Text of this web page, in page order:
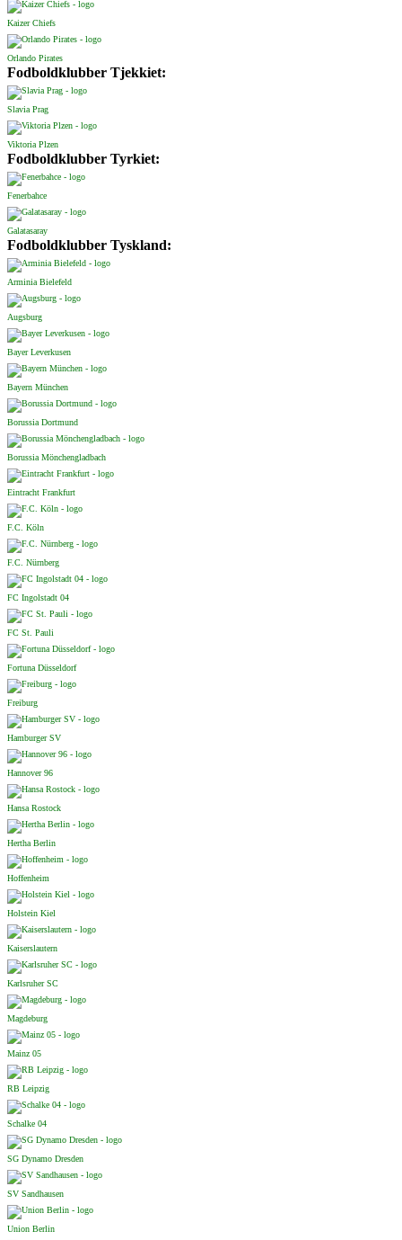
Kaizer Chiefs
Orlando Pirates
Fodboldklubber Tjekkiet:
Slavia Prag
Viktoria Plzen
Fodboldklubber Tyrkiet:
Fenerbahce
Galatasaray
Fodboldklubber Tyskland:
Arminia Bielefeld
Augsburg
Bayer Leverkusen
Bayern München
Borussia Dortmund
Borussia Mönchengladbach
Eintracht Frankfurt
F.C. Köln
F.C. Nürnberg
FC Ingolstadt 04
FC St. Pauli
Fortuna Düsseldorf
Freiburg
Hamburger SV
Hannover 96
Hansa Rostock
Hertha Berlin
Hoffenheim
Holstein Kiel
Kaiserslautern
Karlsruher SC
Magdeburg
Mainz 05
RB Leipzig
Schalke 04
SG Dynamo Dresden
SV Sandhausen
Union Berlin